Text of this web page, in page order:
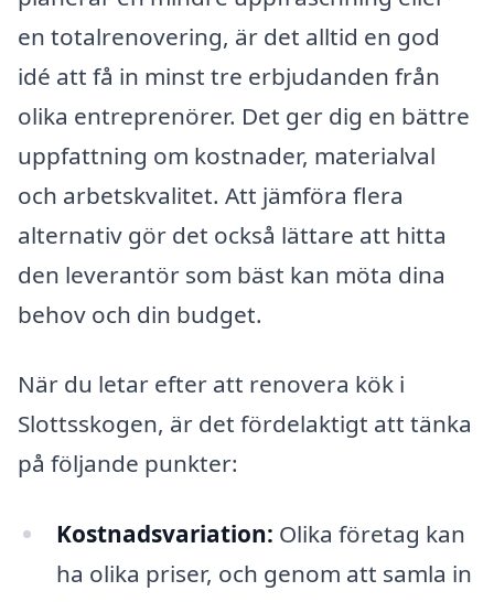
en totalrenovering, är det alltid en god
idé att få in minst tre erbjudanden från
olika entreprenörer. Det ger dig en bättre
uppfattning om kostnader, materialval
och arbetskvalitet. Att jämföra flera
alternativ gör det också lättare att hitta
den leverantör som bäst kan möta dina
behov och din budget.
När du letar efter att renovera kök i
Slottsskogen, är det fördelaktigt att tänka
på följande punkter:
Kostnadsvariation: Olika företag kan
ha olika priser, och genom att samla in